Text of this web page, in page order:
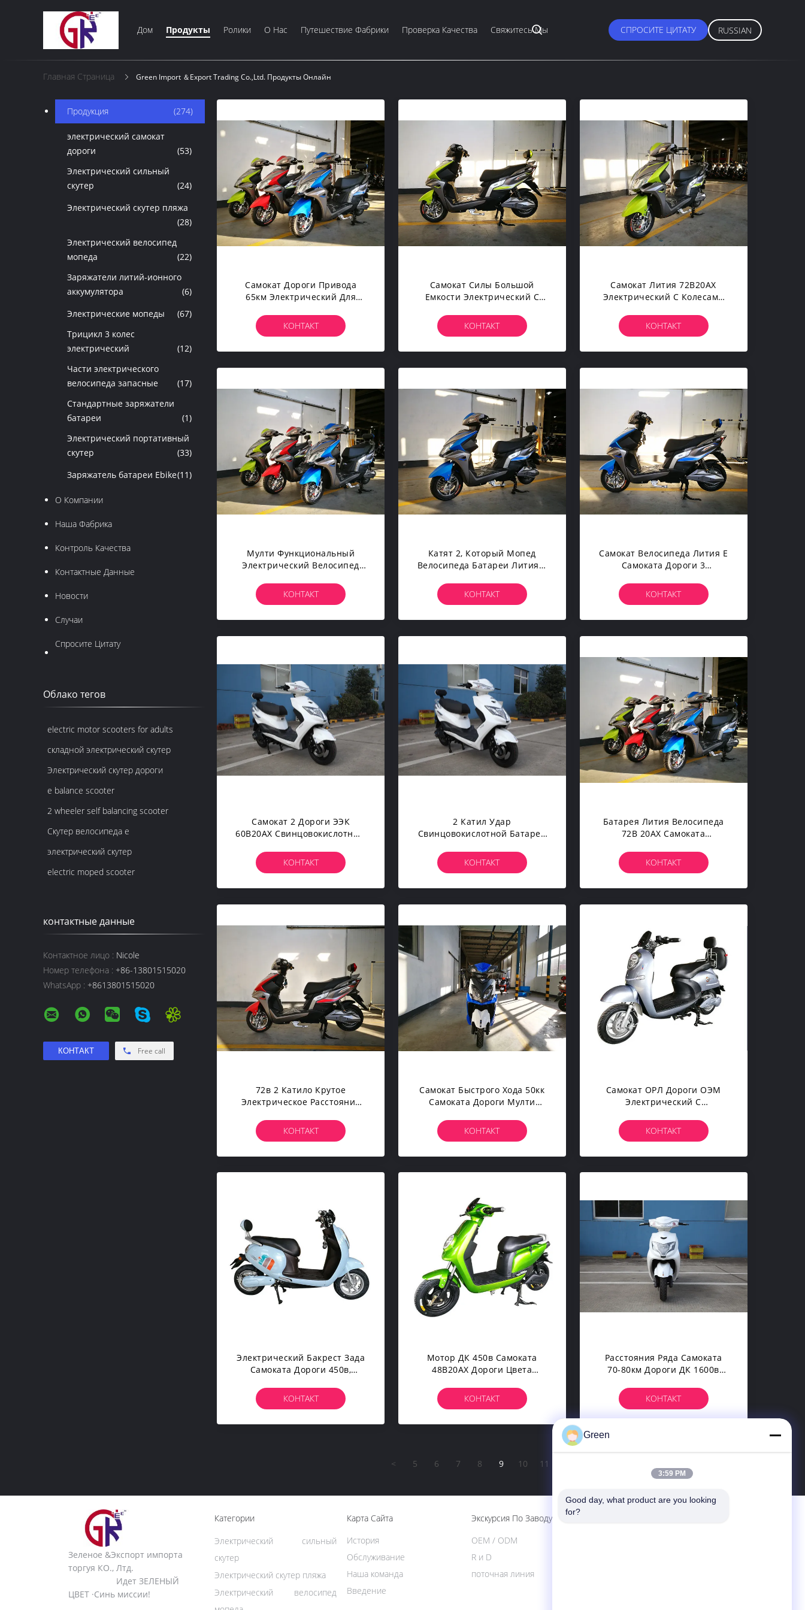
Дом Продукты Ролики О Нас Путешествие Фабрики Проверка Качества Свяжитесь Мы СПРОСИТЕ ЦИТАТУ RUSSIAN
Главная Страница Green Import ＆Export Trading Co.,Ltd. Продукты Онлайн
Продукция (274)
электрический самокат
дороги
(53)
Электрический сильный
скутер
(24)
Электрический скутер пляжа
(28)
Электрический велосипед
мопеда
(22)
Заряжатели литий-ионного
аккумулятора
(6)
Электрические мопеды
(67)
Трицикл 3 колес
электрический
(12)
Части электрического
велосипеда запасные
(17)
Стандартные заряжатели
батареи
(1)
Электрический портативный
скутер
(33)
Заряжатель батареи Ebike(11)
О Компании
Наша Фабрика
Контроль Качества
Контактные Данные
Новости
Случаи
Спросите Цитату
Облако тегов
electric motor scooters for adults
складной электрический скутер
Электрический скутер дороги
e balance scooter
2 wheeler self balancing scooter
Скутер велосипеда e
электрический скутер
electric moped scooter
контактные данные
Контактное лицо : Nicole
Номер телефона : +86-13801515020
WhatsApp : +8613801515020
Free call
Самокат Дороги Привода
65км Электрический Для
20АХ 15Т
КОНТАКТ
Самокат Силы Большой
Емкости Электрический С
КОНТАКТ
Самокат Лития 72В20АХ
Электрический С Колесами
КОНТАКТ
Мулти Функциональный
Электрический Велосипед
Взрослых Помог
Электрическому Самокату
КОНТАКТ
Катят 2, Который Мопед
Велосипеда Батареи Лития Е
Электрический
КОНТАКТ
Самокат Велосипеда Лития Е
Самоката Дороги 3
КОНТАКТ
Самокат 2 Дороги ЭЭК
60В20АХ Свинцовокислотный
Дисплей ЛКД
КОНТАКТ
2 Катил Удар
Свинцовокислотной Батареи
Скоростей Электрический
Гидравлический
КОНТАКТ
Батарея Лития Велосипеда
72В 20АХ Самоката
Электрическая
КОНТАКТ
72в 2 Катило Крутое
Электрическое Расстояние
Велосипеда Для Взрослых
КОНТАКТ
Самокат Быстрого Хода 50кк
Самоката Дороги Мулти
Электрический
Электрический
КОНТАКТ
Самокат ОРЛ Дороги ОЭМ
Электрический С
/60V20AH
КОНТАКТ
Электрический Бакрест Зада
Самоката Дороги 450в,
Электрический Велосипед
КОНТАКТ
Мотор ДК 450в Самоката
48В20АХ Дороги Цвета
Свинцовокислотный
КОНТАКТ
Расстояния Ряда Самоката
70-80км Дороги ДК 1600в
Электрического
Электрический Для Взрослых
КОНТАКТ
< 5 6 7 8 9 10 11
Зеленое &Экспорт импорта
торгуя КО., Лтд.
Идет ЗЕЛЕНЫЙ
ЦВЕТ ·Синь миссии!
Категории
Электрический сильный
скутер
Электрический скутер пляжа
Электрический велосипед
Карта Сайта
Введение
История
Обслуживание
Наша команда
Экскурсия По Заводу
поточная линия
OEM / ODM
R и D
Green
3:59 PM
Good day, what product are you looking
for?